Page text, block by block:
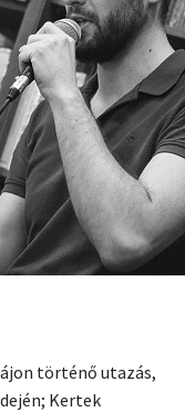
történő utazás,
Kertek